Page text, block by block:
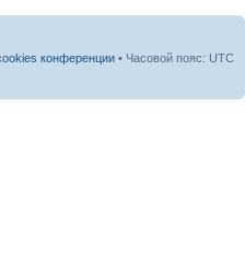
конференции • Часовой пояс: UTC